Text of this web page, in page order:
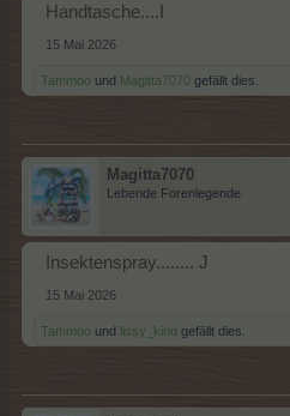
Handtasche....I
15 Mai 2026
Tammoo und Magitta7070 gefällt dies.
Magitta7070
Lebende Forenlegende
Insektenspray........ J
15 Mai 2026
Tammoo und lissy_kind gefällt dies.